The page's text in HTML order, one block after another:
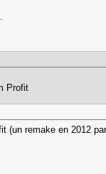
Profit
(un remake en 2012